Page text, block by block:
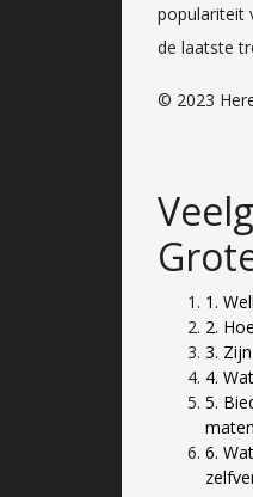
populariteit
de laatste
© 2023
1.
2.
3.
4.
5.
6.